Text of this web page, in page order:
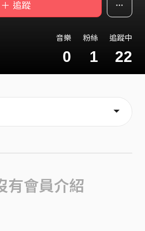
＋ 追蹤
音樂
0
粉絲
1
追蹤中
22
有會員介紹